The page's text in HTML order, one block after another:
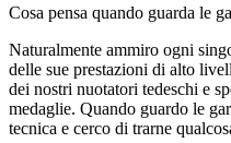
Cosa pensa quando guarda le
Naturalmente ammiro ogni
delle sue prestazioni di alto
dei nostri nuotatori tedeschi e
medaglie. Quando guardo le
tecnica e cerco di trarne